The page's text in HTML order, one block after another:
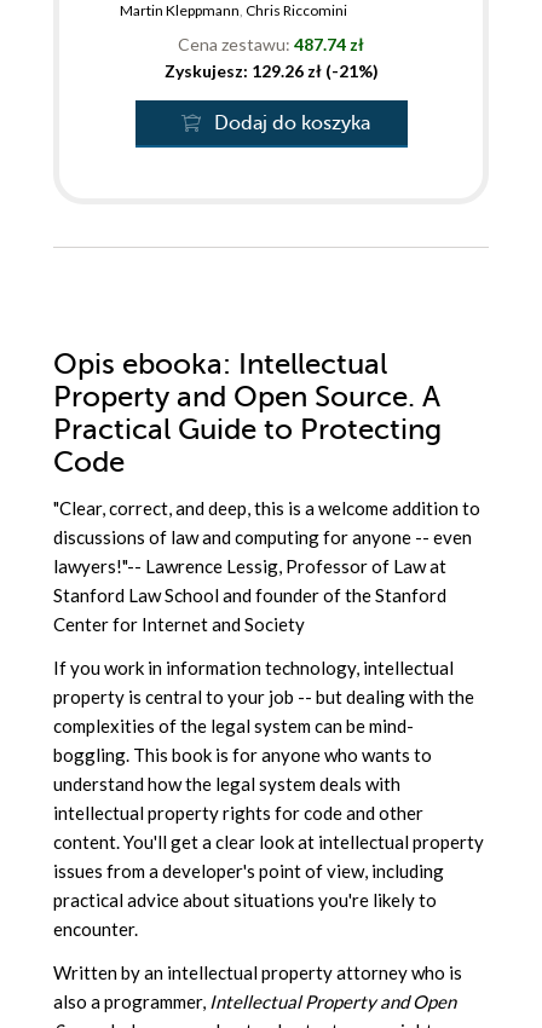
Martin Kleppmann, Chris Riccomini
Cena zestawu: 487.74 zł
Zyskujesz: 129.26 zł (-21%)
Dodaj do koszyka
Opis ebooka: Intellectual
Property and Open Source. A
Practical Guide to Protecting
Code
"Clear, correct, and deep, this is a welcome addition to
discussions of law and computing for anyone -- even
lawyers!"-- Lawrence Lessig, Professor of Law at
Stanford Law School and founder of the Stanford
Center for Internet and Society
If you work in information technology, intellectual
property is central to your job -- but dealing with the
complexities of the legal system can be mind-
boggling. This book is for anyone who wants to
understand how the legal system deals with
intellectual property rights for code and other
content. You'll get a clear look at intellectual property
issues from a developer's point of view, including
practical advice about situations you're likely to
encounter.
Written by an intellectual property attorney who is
also a programmer, Intellectual Property and Open